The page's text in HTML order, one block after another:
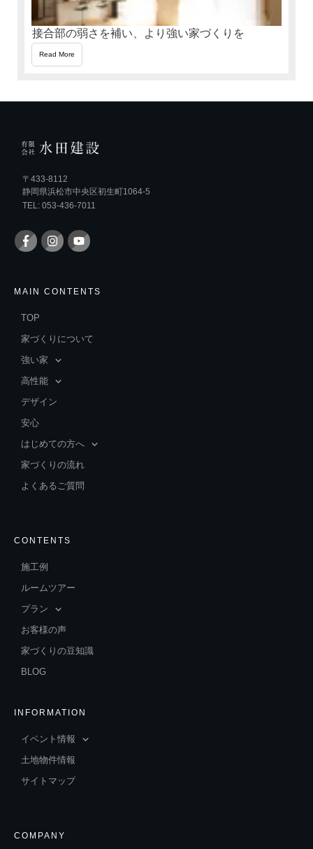
接合部の弱さを補い、より強い家づくりを
Read More
〒433-8112
静岡県浜松市中央区初生町1064-5
TEL: 053-436-7011
MAIN CONTENTS
TOP
家づくりについて
強い家
高性能
デザイン
安心
はじめての方へ
家づくりの流れ
よくあるご質問
CONTENTS
施工例
ルームツアー
プラン
お客様の声
家づくりの豆知識
BLOG
INFORMATION
イベント情報
土地物件情報
サイトマップ
COMPANY